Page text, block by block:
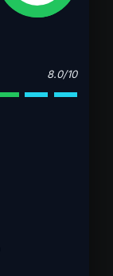
8.0/10